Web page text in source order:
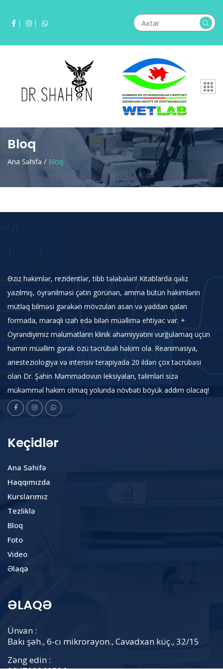
Bloq
Ana Səhifə / Bloq
Əziz həkimlər, rezidentlər, tibb tələbələri! Kitablarda qəliz
yazılmış, öyrənilməsi çətin görünən, amma bütün həkimlərin
mütləq bilməsi gərəkən mövzuları asan və yaddan qalan
formada, maraqlı izah edə bilən müəllimə ehtiyac var. +
Öyrəndiyimiz məlumatların klinik əhəmiyyətini vurğulamaq üçün
həmin müəllim gərək özü təcrübəli həkim ola. Reanimasiya,
anesteziologiya və intensiv terapiyada 20 ildən çox təcrübəsi
olan Dr. Şahin Məmmədovun leksiyaları, təlimləri sizə
mükəmməl həkim olmaq yolunda növbəti böyük addım olacaq!
Keçidlər
Ana Səhifə
Haqqımızda
Kurslarımız
Tezliklə
Bloq
Foto
Video
Əlaqə
ƏLAQƏ
Ünvan :
Bakı şəh., 6-cı mikrorayon., Cavadxan küç., 32/15
Zəng edin :